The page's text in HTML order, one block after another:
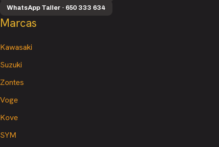
WhatsApp Taller · 650 333 634
Marcas
Kawasaki
Suzuki
Zontes
Voge
Kove
SYM